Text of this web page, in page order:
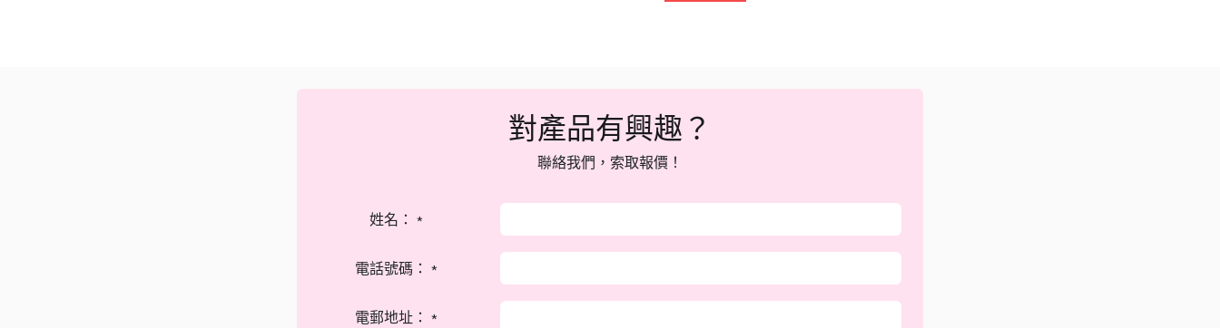
對產品有興趣？
聯絡我們，索取報價！
姓名： *
電話號碼： *
電郵地址： *